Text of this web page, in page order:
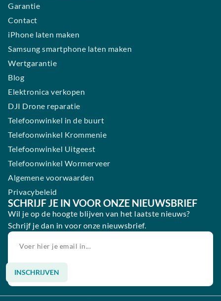
Garantie
Contact
iPhone laten maken
Samsung smartphone laten maken
Wertgarantie
Blog
Elektronica verkopen
DJI Drone reparatie
Telefoonwinkel in de buurt
Telefoonwinkel Krommenie
Telefoonwinkel Uitgeest
Telefoonwinkel Wormerveer
Algemene voorwaarden
Privacybeleid
SCHRIJF JE IN VOOR ONZE NIEUWSBRIEF
Wil je op de hoogte blijven van het laatste nieuws?
Schrijf je dan in voor onze nieuwsbrief.
INSCHRIJVEN
Alternative: